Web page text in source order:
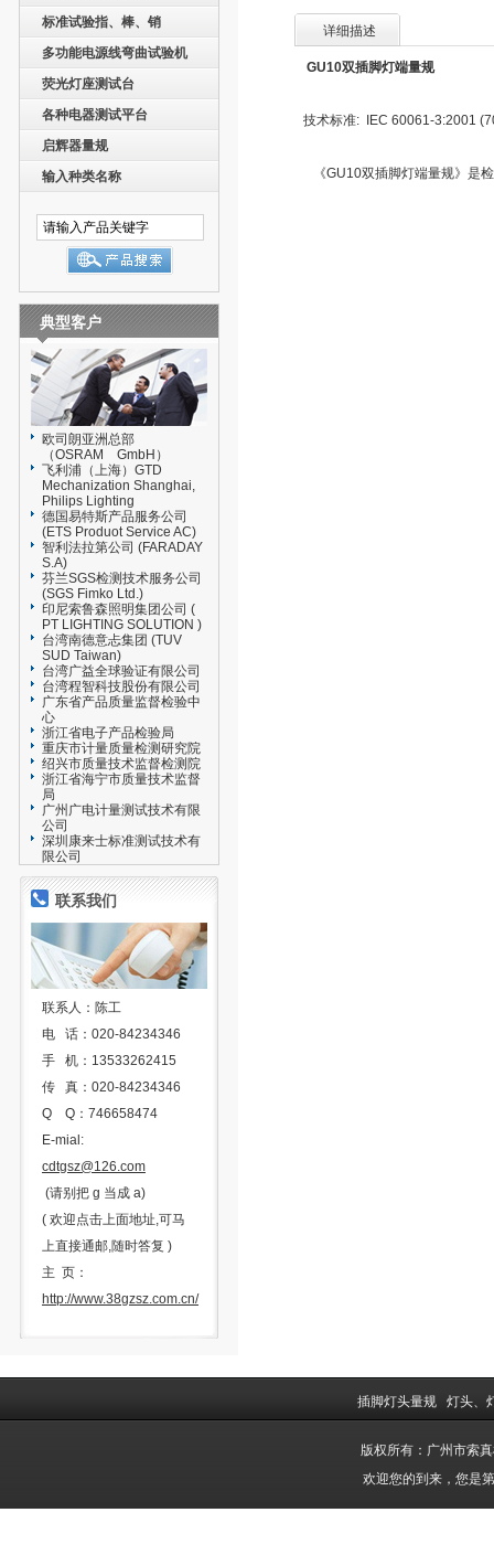
标准试验指、棒、销
多功能电源线弯曲试验机
荧光灯座测试台
各种电器测试平台
启辉器量规
输入种类名称
典型客户
欧司朗亚洲总部
（OSRAM GmbH）
飞利浦（上海）GTD
Mechanization Shanghai,
Philips Lighting
德国易特斯产品服务公司
(ETS Produot Service AC)
智利法拉第公司 (FARADAY
S.A)
芬兰SGS检测技术服务公司
(SGS Fimko Ltd.)
印尼索鲁森照明集团公司 (
PT LIGHTING SOLUTION )
台湾南德意忐集团 (TUV
SUD Taiwan)
台湾广益全球验证有限公司
台湾程智科技股份有限公司
广东省产品质量监督检验中
心
浙江省电子产品检验局
重庆市计量质量检测研究院
绍兴市质量技术监督检测院
浙江省海宁市质量技术监督
局
广州广电计量测试技术有限
公司
深圳康来士标准测试技术有
限公司
联系我们
联系人：陈工
电 话：020-84234346
手 机：13533262415
传 真：020-84234346
Q Q：746658474
E-mial:
cdtgsz@126.com
(请别把 g 当成 a)
( 欢迎点击上面地址,可马
上直接通邮,随时答复 )
主 页：
http://www.38gzsz.com.cn/
详细描述
GU10双插脚灯端量规
技术标准: IEC 60061-3:2001
《GU10双插脚灯端量规》是
插脚灯头量规 灯头、
版权所有：广州市索
欢迎您的到来，您是第